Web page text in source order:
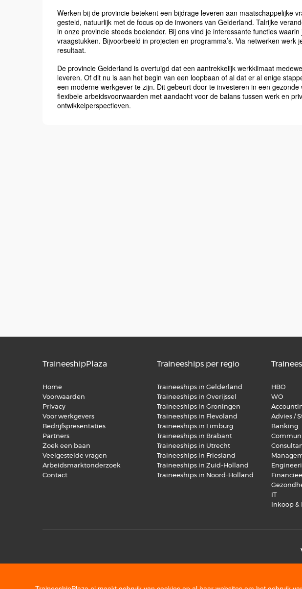
Werken bij de provincie betekent een bijdrage leveren aan maatschappelijke
gesteld, natuurlijk met de focus op de inwoners van Gelderland. Talrijke
in onze provincie steeds boeiender. Bij ons vind je interessante functies
vraagstukken. Bijvoorbeeld in projecten en programma’s. Via netwerken werk
resultaat.
De provincie Gelderland is overtuigd dat een aantrekkelijk werkklimaat
leveren. Of dit nu is aan het begin van een loopbaan of al dat er al enige
een moderne werkgever te zijn. Dit gebeurt door te investeren in een
flexibele arbeidsvoorwaarden met aandacht voor de balans tussen werk en
ontwikkelperspectieven.
TraineeshipPlaza
Home
Voorwaarden
Privacy
Voor werkgevers
Bedrijfspresentaties
Partners
Zoek een baan
Veelgestelde vragen
Arbeidsmarktonderzoek
Contact
Traineeships per regio
Traineeships in Gelderland
Traineeships in Overijssel
Traineeships in Groningen
Traineeships in Flevoland
Traineeships in Limburg
Traineeships in Brabant
Traineeships in Utrecht
Traineeships in Friesland
Traineeships in Zuid-Holland
Traineeships in Noord-Holland
HBO
WO
Advies /
Banking
IT
Inkoop